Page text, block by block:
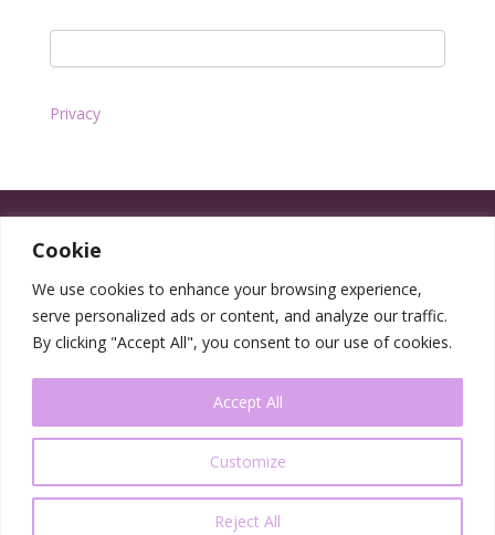
Cookie
We use cookies to enhance your browsing experience,
serve personalized ads or content, and analyze our traffic.
By clicking "Accept All", you consent to our use of cookies.
Customize
Reject All
Accept All
Privacy